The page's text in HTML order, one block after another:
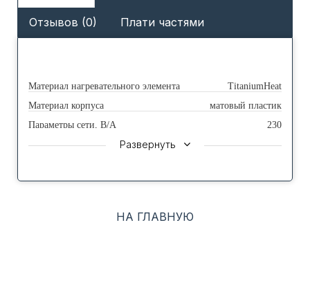
Отзывов (0) Плати частями
Материал нагревательного элемента
TitaniumHeat
Материал корпуса
матовый пластик
Параметры сети, В/А
230
Тип водонагревателя
накопительный
Макс. мощность электрическая, Вт
2000
электронно-механическое
Развернуть
НА ГЛАВНУЮ